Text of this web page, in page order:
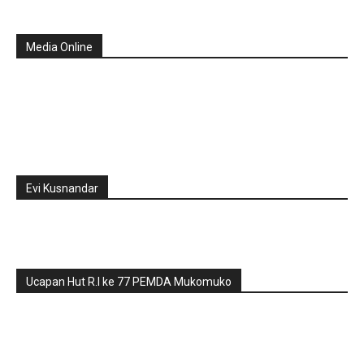
Media Online
Evi Kusnandar
Ucapan Hut R.I ke 77 PEMDA Mukomuko